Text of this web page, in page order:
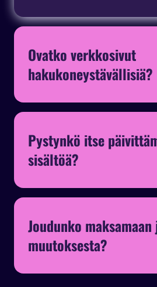
Ovatko verkkosivut
hakukoneystävällisiä?
Pystynkö itse
sisältöä?
Joudunko
muutoksesta?